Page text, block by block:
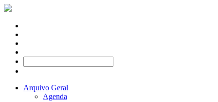
Arquivo Geral
Agenda